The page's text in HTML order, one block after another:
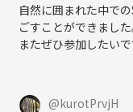
自然に囲まれた中で
ごすことができまし
またぜひ参加したい
@kurotPrvjH